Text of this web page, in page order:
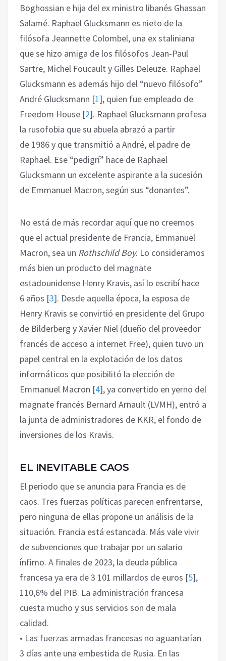
Boghossian e hija del ex ministro libanés Ghassan
Salamé. Raphael Glucksmann es nieto de la
filósofa Jeannette Colombel, una ex staliniana
que se hizo amiga de los filósofos Jean-Paul
Sartre, Michel Foucault y Gilles Deleuze. Raphael
Glucksmann es además hijo del “nuevo filósofo”
André Glucksmann [1], quien fue empleado de
Freedom House [2]. Raphael Glucksmann profesa
la rusofobia que su abuela abrazó a partir
de 1986 y que transmitió a André, el padre de
Raphael. Ese “pedigrí” hace de Raphael
Glucksmann un excelente aspirante a la sucesión
de Emmanuel Macron, según sus “donantes”.
No está de más recordar aquí que no creemos
que el actual presidente de Francia, Emmanuel
Macron, sea un Rothschild Boy. Lo consideramos
más bien un producto del magnate
estadounidense Henry Kravis, así lo escribí hace
6 años [3]. Desde aquella época, la esposa de
Henry Kravis se convirtió en presidente del Grupo
de Bilderberg y Xavier Niel (dueño del proveedor
francés de acceso a internet Free), quien tuvo un
papel central en la explotación de los datos
informáticos que posibilitó la elección de
Emmanuel Macron [4], ya convertido en yerno del
magnate francés Bernard Arnault (LVMH), entró a
la junta de administradores de KKR, el fondo de
inversiones de los Kravis.
EL INEVITABLE CAOS
El periodo que se anuncia para Francia es de
caos. Tres fuerzas políticas parecen enfrentarse,
pero ninguna de ellas propone un análisis de la
situación. Francia está estancada. Más vale vivir
de subvenciones que trabajar por un salario
ínfimo. A finales de 2023, la deuda pública
francesa ya era de 3 101 millardos de euros [5],
110,6% del PIB. La administración francesa
cuesta mucho y sus servicios son de mala
calidad.
• Las fuerzas armadas francesas no aguantarían
3 días ante una embestida de Rusia. En las